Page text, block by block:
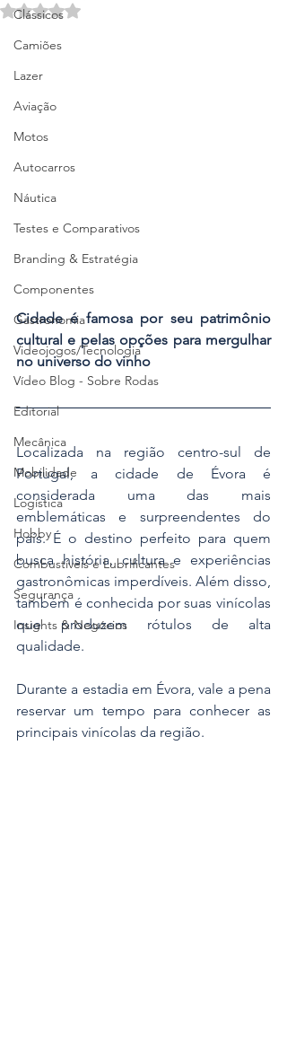
Clássicos
Camiões
Lazer
Aviação
Motos
Autocarros
Náutica
Testes e Comparativos
Branding & Estratégia
Componentes
Gastronomia
Videojogos/Tecnologia
Vídeo Blog - Sobre Rodas
Editorial
Mecânica
Mobilidade
Logística
Hobby
Combustíveis e Lubrificantes
Segurança
Insights & Negócios
Avaliado com NaN de 5 estrelas.
Cidade é famosa por seu patrimônio
cultural e pelas opções para mergulhar
no universo do vinho
Localizada na região centro-sul de
Portugal, a cidade de Évora é
considerada uma das mais
emblemáticas e surpreendentes do
país. É o destino perfeito para quem
busca história, cultura e experiências
gastronômicas imperdíveis. Além disso,
também é conhecida por suas vinícolas
que produzem rótulos de alta
qualidade.
Durante a estadia em Évora, vale a pena
reservar um tempo para conhecer as
principais vinícolas da região.